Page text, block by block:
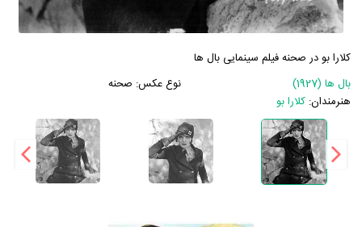
کلارا بو در صحنه فیلم سینمایی بال ها
بال ها (1927)
نوع عکس: صحنه
هنرمندان:کلارا بو